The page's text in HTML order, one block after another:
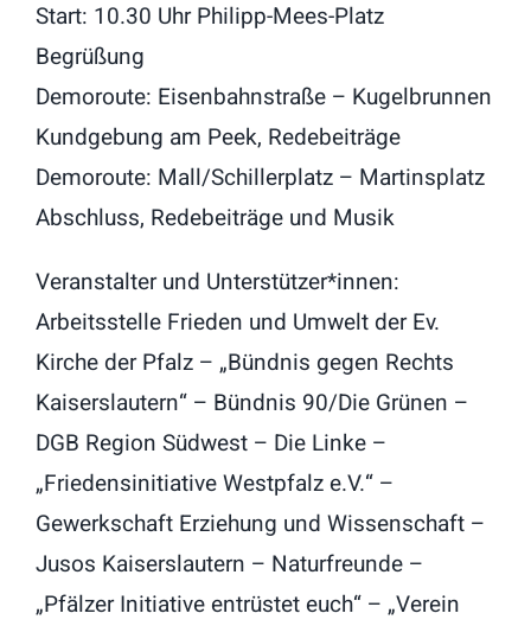
Start: 10.30 Uhr Philipp-Mees-Platz
Begrüßung
Demoroute: Eisenbahnstraße – Kugelbrunnen
Kundgebung am Peek, Redebeiträge
Demoroute: Mall/Schillerplatz – Martinsplatz
Abschluss, Redebeiträge und Musik
Veranstalter und Unterstützer*innen:
Arbeitsstelle Frieden und Umwelt der Ev.
Kirche der Pfalz – „Bündnis gegen Rechts
Kaiserslautern“ – Bündnis 90/Die Grünen –
DGB Region Südwest – Die Linke –
„Friedensinitiative Westpfalz e.V.“ –
Gewerkschaft Erziehung und Wissenschaft –
Jusos Kaiserslautern – Naturfreunde –
„Pfälzer Initiative entrüstet euch“ – „Verein